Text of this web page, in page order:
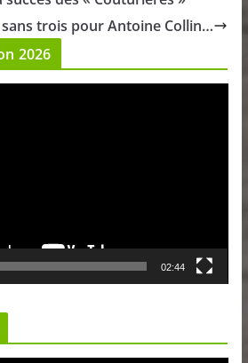
sans trois pour Antoine Collin…
2026
02:44